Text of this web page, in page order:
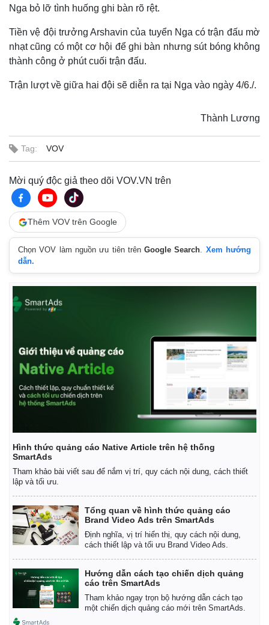
Kinh tế
Bất động sản
Khởi nghiệp
Thị trường
Giá vàng
Giá cà phê
Nga bỏ lỡ tình huống ghi bàn rõ rệt.
Tiền vệ đội trưởng Arshavin của tuyển Nga có trận đấu mờ
nhạt cũng có một cơ hội để ghi bàn nhưng sút bóng không
thành công ở phút cuối trận đấu.
Trận lượt về giữa hai đội sẽ diễn ra tại Nga vào ngày 4/6./.
Thành Lương
Tag: VOV
Mời quý độc giả theo dõi VOV.VN trên
Thêm VOV trên Google
Chọn VOV làm nguồn ưu tiên trênGoogle Search. Xem hướng
dẫn.
Hình thức quảng cáo Native Article trên hệ thống
SmartAds
Tham khảo bài viết sau để nắm vị trí, quy cách nội dung, cách thiết
lập và tối ưu.
Tổng quan về hình thức quảng cáo
Brand Video Ads trên SmartAds
Định nghĩa, vị trí hiển thị, quy cách nội dung,
cách thiết lập và tối ưu Brand Video Ads.
Hướng dẫn cách tạo chiến dịch quảng
cáo trên SmartAds
Tham khảo ngay trọn bộ hướng dẫn cách tạo
một chiến dịch quảng cáo mới trên SmartAds.